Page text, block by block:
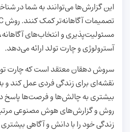
این گزارش‌ها می‌توانند به شما در
مسئولیت‌پذیری و انتخاب‌های
آسترولوژی و چارت تولد ارائه می‌دهد.
سروش دهقان معتقد است که چارت
نقشه‌ای برای زندگی فردی عمل کند و
بیشتری به چالش‌ها و فرصت‌ها پاسخ
روش و گزارش‌های هوش مصنوعی
زندگی خود را با دانش و آگاهی